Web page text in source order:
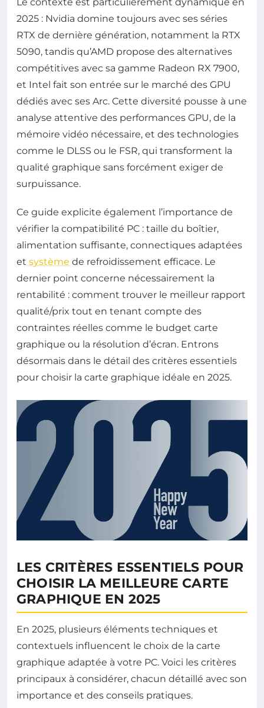
2025 : Nvidia domine toujours avec ses séries
RTX de dernière génération, notamment la RTX
5090, tandis qu’AMD propose des alternatives
compétitives avec sa gamme Radeon RX 7900,
et Intel fait son entrée sur le marché des GPU
dédiés avec ses Arc. Cette diversité pousse à une
analyse attentive des performances GPU, de la
mémoire vidéo nécessaire, et des technologies
comme le DLSS ou le FSR, qui transforment la
qualité graphique sans forcément exiger de
surpuissance.
Ce guide explicite également l’importance de
vérifier la compatibilité PC : taille du boîtier,
alimentation suffisante, connectiques adaptées
et système de refroidissement efficace. Le
dernier point concerne nécessairement la
rentabilité : comment trouver le meilleur rapport
qualité/prix tout en tenant compte des
contraintes réelles comme le budget carte
graphique ou la résolution d’écran. Entrons
désormais dans le détail des critères essentiels
pour choisir la carte graphique idéale en 2025.
LES CRITÈRES ESSENTIELS POUR
CHOISIR LA MEILLEURE CARTE
GRAPHIQUE EN 2025
En 2025, plusieurs éléments techniques et
contextuels influencent le choix de la carte
graphique adaptée à votre PC. Voici les critères
principaux à considérer, chacun détaillé avec son
importance et des conseils pratiques.